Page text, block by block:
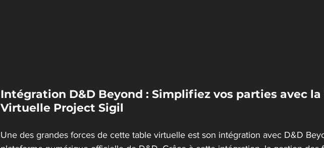
Intégration D&D Beyond : Simplifiez vos parties avec la
Virtuelle Project Sigil
Une des grandes forces de cette table virtuelle est son intégration avec D&D